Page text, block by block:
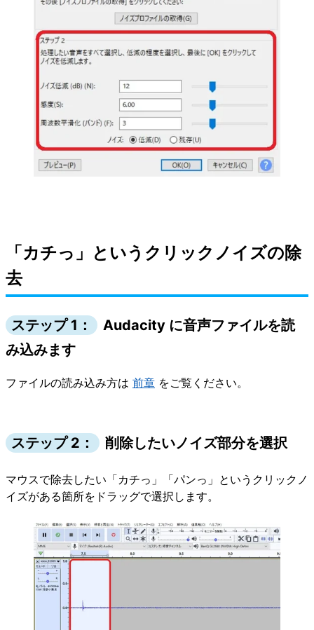
「カチっ」というクリックノイズの除
去
ステップ 1：
Audacity に音声ファイルを読
み込みます
ファイルの読み込み方は 前章 をご覧ください。
ステップ 2： 削除したいノイズ部分を選択
マウスで除去したい「カチっ」「パンっ」というクリックノ
イズがある箇所をドラッグで選択します。